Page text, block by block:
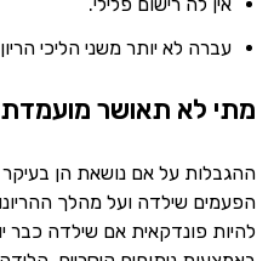
עברה לא יותר משני הליכי
מתי לא תאושר
ההגבלות על אם נושאת הן בעיקר
הפעמים שילדה ועל מהלך
להיות פונדקאית אם שילדה כבר